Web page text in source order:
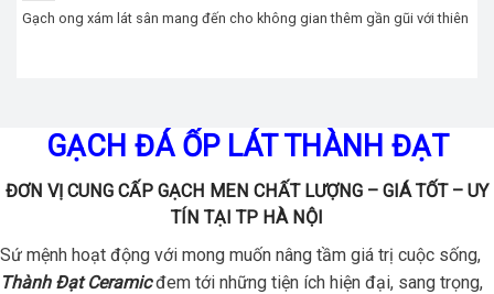
Gạch ong xám lát sân mang đến cho không gian thêm gần gũi với thiên
GẠCH ĐÁ ỐP LÁT THÀNH ĐẠT
ĐƠN VỊ CUNG CẤP GẠCH MEN CHẤT LƯỢNG – GIÁ TỐT – UY
TÍN TẠI TP HÀ NỘI
Sứ mệnh hoạt động với mong muốn nâng tầm giá trị cuộc sống,
Thành Đạt Ceramicđem tới những tiện ích hiện đại, sang trọng,